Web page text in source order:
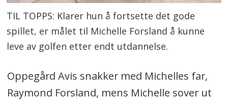
TIL TOPPS: Klarer hun å fortsette det gode
spillet, er målet til Michelle Forsland å kunne
leve av golfen etter endt utdannelse.
Oppegård Avis snakker med Michelles far,
Raymond Forsland, mens Michelle sover ut